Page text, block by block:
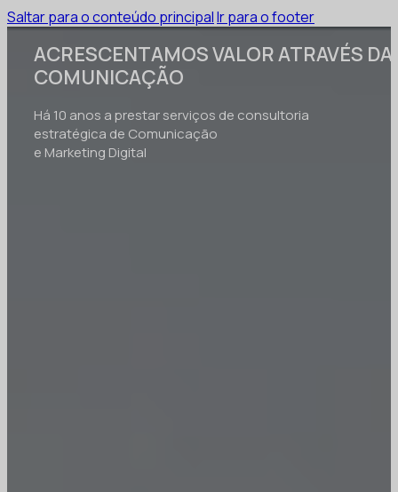
Saltar para o conteúdo principalIr para o footer
ACRESCENTAMOS VALOR ATRAVÉS DA
COMUNICAÇÃO
Há 10 anos a prestar serviços de consultoria
estratégica de Comunicação
e Marketing Digital